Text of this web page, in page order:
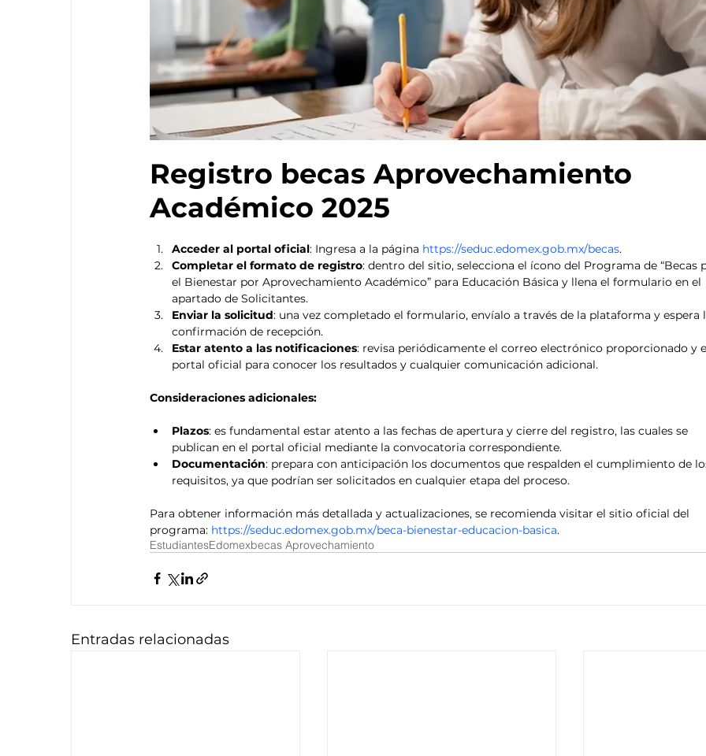
Registro becas Aprovechamiento
Académico 2025
Acceder al portal oficial: Ingresa a la página https://seduc.edomex.gob.mx/becas.
Completar el formato de registro: dentro del sitio, selecciona el ícono del Programa de “Becas
el Bienestar por Aprovechamiento Académico” para Educación Básica y llena el formulario en el
apartado de Solicitantes.
Enviar la solicitud: una vez completado el formulario, envíalo a través de la plataforma y espera
confirmación de recepción.
Estar atento a las notificaciones: revisa periódicamente el correo electrónico proporcionado y
portal oficial para conocer los resultados y cualquier comunicación adicional.
Consideraciones adicionales:
Plazos: es fundamental estar atento a las fechas de apertura y cierre del registro, las cuales se
publican en el portal oficial mediante la convocatoria correspondiente.
Documentación: prepara con anticipación los documentos que respalden el cumplimiento de
requisitos, ya que podrían ser solicitados en cualquier etapa del proceso.
Para obtener información más detallada y actualizaciones, se recomienda visitar el sitio oficial del
programa: https://seduc.edomex.gob.mx/beca-bienestar-educacion-basica.
EstudiantesEdomexbecas Aprovechamiento
Entradas relacionadas